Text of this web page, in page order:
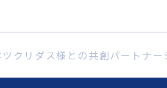
クリダス様との共創パートナ